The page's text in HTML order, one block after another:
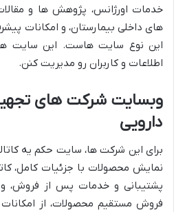
خدمات اورژانس، پژوهش ها و
های داخلی بیمارستان، و امکانات
این نوع سایت هاست. این سایت ها
اطلاعات و کاربران رو مدیریت کنن.
وبسایت شرکت های
دارویی
برای این شرکت ها، سایت حکم یه
نمایش محصولات با جزئیات کامل،
پشتیبانی و خدمات پس از فروش، و
فروش مستقیم محصولات، از